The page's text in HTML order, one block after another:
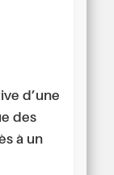
d’une
des
à un